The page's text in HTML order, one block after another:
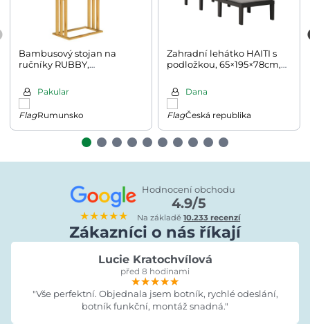
Bambusový stojan na
ručníky RUBBY,
Pakular
Rumunsko
Zahradní lehátko HAITI s
podložkou, 65×195×78cm,
Dana
Česká republika
★★★★★
Hodnocení obchodu
4.9/5
Na základě10.233 recenzí
Zákazníci o nás říkají
Lucie Kratochvílová
před 8 hodinami
★★★★★
★★★★★
★★★★★
"Vše perfektní. Objednala jsem botník, rychlé odeslání,
botník funkční, montáž snadná."